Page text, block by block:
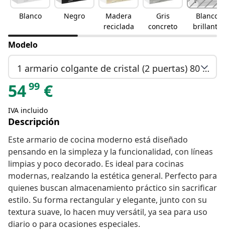
Blanco Negro
Madera
reciclada
Gris
concreto
Blanco
brillante
Modelo
1 armario colgante de cristal (2 puertas) 80 cm de ancho 60 cm de alto
5499 €
IVA incluido
Descripción
Este armario de cocina moderno está diseñado
pensando en la simpleza y la funcionalidad, con líneas
limpias y poco decorado. Es ideal para cocinas
modernas, realzando la estética general. Perfecto para
quienes buscan almacenamiento práctico sin sacrificar
estilo. Su forma rectangular y elegante, junto con su
textura suave, lo hacen muy versátil, ya sea para uso
diario o para ocasiones especiales.